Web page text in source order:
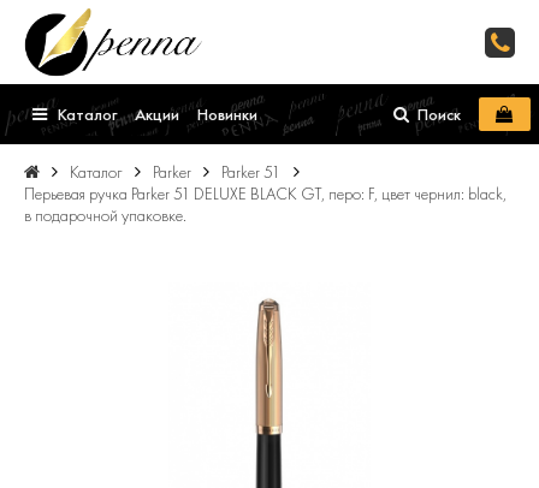
Каталог Акции Новинки Поиск
Каталог Parker
Parker 51
Перьевая ручка Parker 51 DELUXE BLACK GT, перо: F, цвет чернил: black,
в подарочной упаковке.